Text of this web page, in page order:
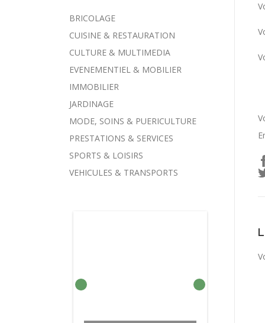
BRICOLAGE
CUISINE & RESTAURATION
CULTURE & MULTIMEDIA
EVENEMENTIEL & MOBILIER
IMMOBILIER
JARDINAGE
MODE, SOINS & PUERICULTURE
PRESTATIONS & SERVICES
SPORTS & LOISIRS
VEHICULES & TRANSPORTS
SUR BARRES
COMPRESSEUR DE
CHARGEUR
ADAPTABLE SUR
VOITURE MONOSPACE